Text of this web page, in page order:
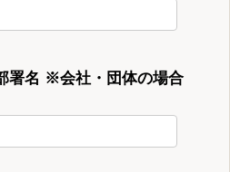
署名 ※会社・団体の場合